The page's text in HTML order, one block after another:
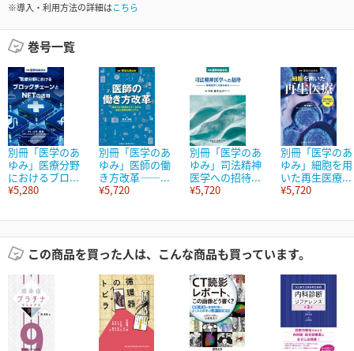
※導入・利用方法の詳細はこちら
巻号一覧
別冊「医学のあ
ゆみ」医療分野
におけるブロ...
¥5,280
別冊「医学のあ
ゆみ」医師の働
き方改革――...
¥5,720
別冊「医学のあ
ゆみ」司法精神
医学への招待...
¥5,720
別冊「医学のあ
ゆみ」細胞を用
いた再生医療...
¥5,720
この商品を買った人は、こんな商品も買っています。